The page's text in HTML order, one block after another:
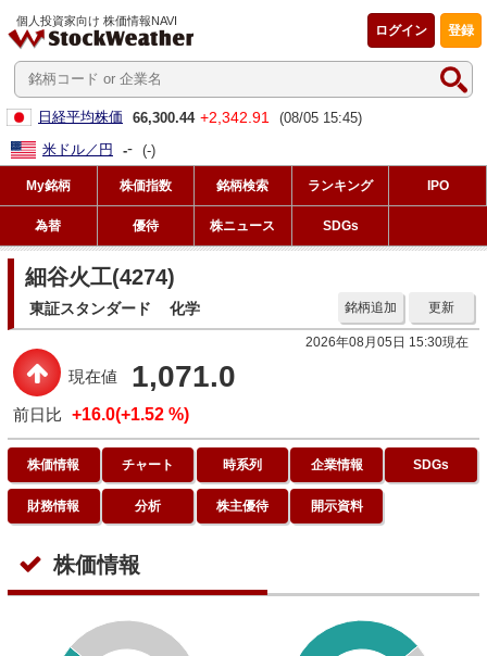
個人投資家向け 株価情報NAVI
登録
ログイン
日経平均株価 66,300.44 +2,342.91
(08/05 15:45)
米ドル／円
-- (-)
My銘柄 株価指数 銘柄検索 ランキング IPO
為替 優待 株ニュース SDGs
細谷火工(4274)
東証スタンダード 化学 更新
銘柄追加
2026年08月05日 15:30現在
現在値 1,071.0
前日比 +16.0(+1.52 %)
株価情報 チャート 時系列 企業情報 SDGs
財務情報 分析 株主優待 開示資料
株価情報